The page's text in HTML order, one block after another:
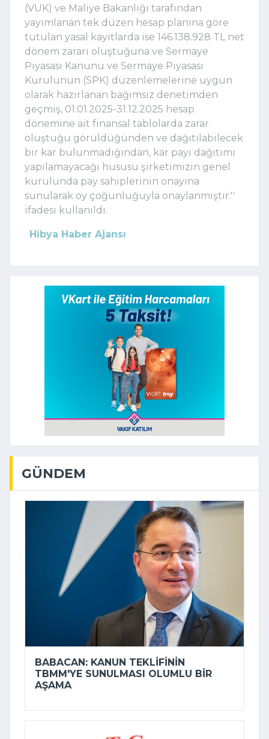
(VUK) ve Maliye Bakanlığı tarafından
yayımlanan tek düzen hesap planına göre
tutulan yasal kayıtlarda ise 146.138.928 TL net
dönem zararı oluştuğuna ve Sermaye
Piyasası Kanunu ve Sermaye Piyasası
Kurulunun (SPK) düzenlemelerine uygun
olarak hazırlanan bağımsız denetimden
geçmiş, 01.01.2025-31.12.2025 hesap
dönemine ait finansal tablolarda zarar
oluştuğu görüldüğünden ve dağıtılabilecek
bir kar bulunmadığından, kar payı dağıtımı
yapılamayacağı hususu şirketimizin genel
kurulunda pay sahiplerinin onayına
sunularak oy çoğunluğuyla onaylanmıştır.''
ifadesi kullanıldı.
Hibya Haber Ajansı
GÜNDEM
BABACAN: KANUN TEKLIFININ
TBMM'YE SUNULMASI OLUMLU BIR
AŞAMA